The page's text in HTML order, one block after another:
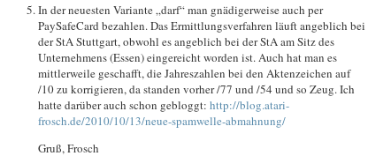
In der neuesten Variante „darf“ man gnädigerweise auch per
PaySafeCard bezahlen. Das Ermittlungsverfahren läuft angeblich bei
der StA Stuttgart, obwohl es angeblich bei der StA am Sitz des
Unternehmens (Essen) eingereicht worden ist. Auch hat man es
mittlerweile geschafft, die Jahreszahlen bei den Aktenzeichen auf
/10 zu korrigieren, da standen vorher /77 und /54 und so Zeug. Ich
hatte darüber auch schon gebloggt: http://blog.atari-
frosch.de/2010/10/13/neue-spamwelle-abmahnung/
Gruß, Frosch